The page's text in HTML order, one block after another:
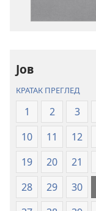
Јов
КРАТАК ПРЕГЛЕД
1 2 3
10
11 12
19
20 21
28
29 30